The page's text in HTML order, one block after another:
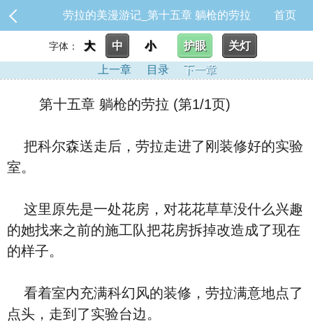
劳拉的美漫游记_第十五章 躺枪的劳拉 首页
字体： 大 中 小 护眼
关灯
上一章
目录 下一章
第十五章 躺枪的劳拉 (第1/1页)
把科尔森送走后，劳拉走进了刚装修好的实验
室。
这里原先是一处花房，对花花草草没什么兴趣
的她找来之前的施工队把花房拆掉改造成了现在
的样子。
看着室内充满科幻风的装修，劳拉满意地点了
点头，走到了实验台边。